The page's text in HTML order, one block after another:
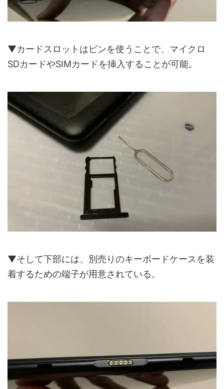
▼カードスロットはピンを使うことで、マイクロ
SDカードやSIMカードを挿入することが可能。
▼そして下部には、別売りのキーボードケースを装
着するための端子が用意されている。